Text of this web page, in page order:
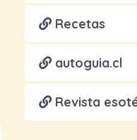
Recetas
autoguia.cl
Revista